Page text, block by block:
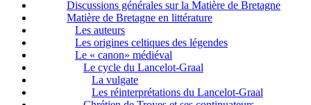
Discussions générales sur la Matière de Bretagne
Matière de Bretagne en littérature
Les auteurs
Les origines celtiques des légendes
Le « canon» médiéval
Le cycle du Lancelot-Graal
La vulgate
Les réinterprétations du Lancelot-Graal